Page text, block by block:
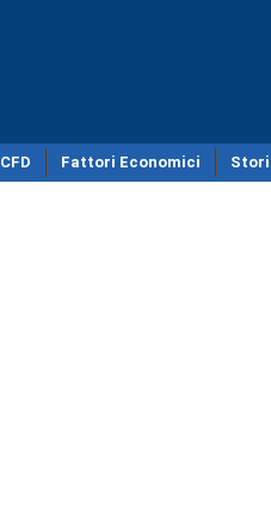
CFD Fattori Economici